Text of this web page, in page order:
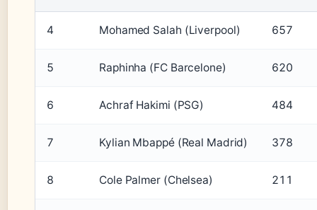
4 Mohamed Salah (Liverpool) 657
5 Raphinha (FC Barcelone) 620
6 Achraf Hakimi (PSG) 484
7 Kylian Mbappé (Real Madrid) 378
8 Cole Palmer (Chelsea) 211